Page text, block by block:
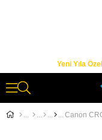
Yeni Yıla